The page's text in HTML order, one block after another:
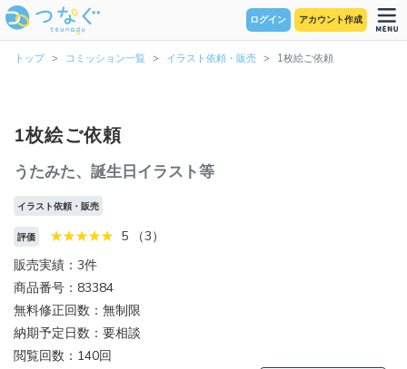
ログイン アカウント作成
トップ コミッション一覧 イラスト依頼・販売 1枚絵ご依頼
1枚絵ご依頼
うたみた、誕生日イラスト等
イラスト依頼・販売
評価
5 （3）
販売実績：3件
商品番号：83384
無料修正回数：無制限
納期予定日数：要相談
閲覧回数：140回